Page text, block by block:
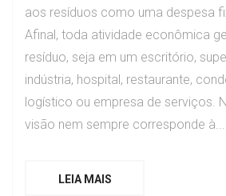
aos resíduos como uma despesa
Afinal, toda atividade econômica
resíduo, seja em um escritório,
indústria, hospital, restaurante,
logístico ou empresa de serviços.
visão nem sempre corresponde à...
LEIA MAIS